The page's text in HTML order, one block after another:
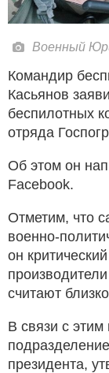
Военный
Командир
Касьянов
беспилотных
отряда
Об этом он
Facebook.
Отметим, что
военно-
он
считают
В связи с этим
президента,